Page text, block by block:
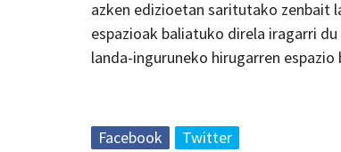
azken edizioetan saritutako zenbait
espazioak baliatuko direla iragarri
landa-inguruneko hirugarren espazio
Facebook Twitter